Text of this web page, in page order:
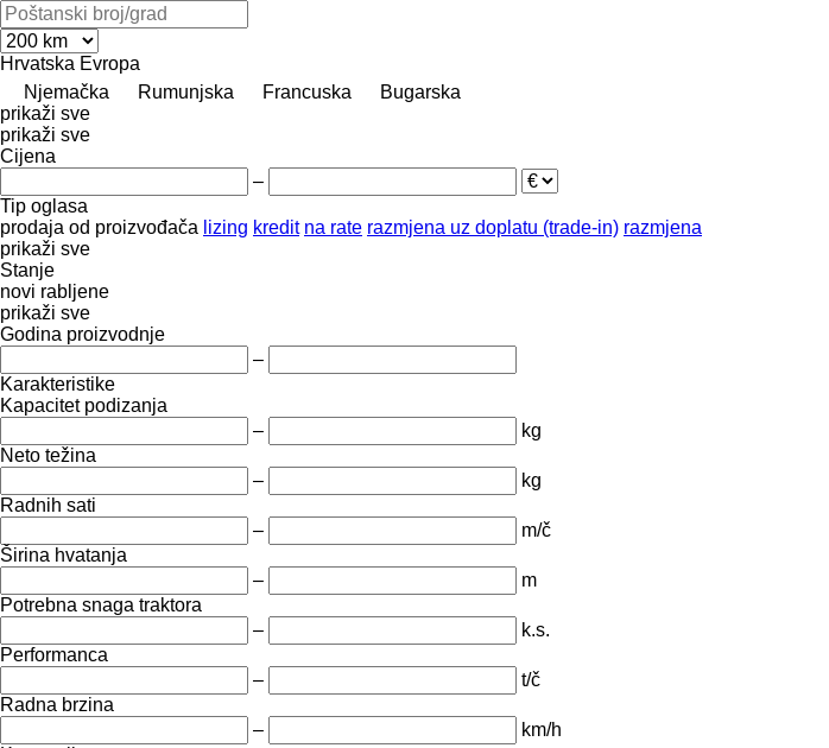
Hrvatska Evropa
Njemačka
Rumunjska Francuska
Bugarska
prikaži sve
prikaži sve
Cijena
–
Tip oglasa
prodaja od proizvođača lizing kredit na rate razmjena uz doplatu (trade-in) razmjena
prikaži sve
Stanje
novi rabljene
prikaži sve
Godina proizvodnje
–
Karakteristike
Kapacitet podizanja
–
kg
Neto težina
–
kg
Radnih sati
–
m/č
Širina hvatanja
–
m
Potrebna snaga traktora
–
k.s.
Performanca
–
t/č
Radna brzina
–
km/h